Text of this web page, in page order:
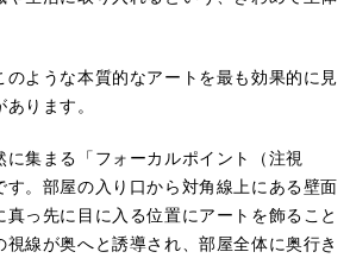
ような本質的なアートを最も効果的に見
ります。
に集まる「フォーカルポイント（注視
。部屋の入り口から対角線上にある壁面
っ先に目に入る位置にアートを飾ること
線が奥へと誘導され、部屋全体に奥行き